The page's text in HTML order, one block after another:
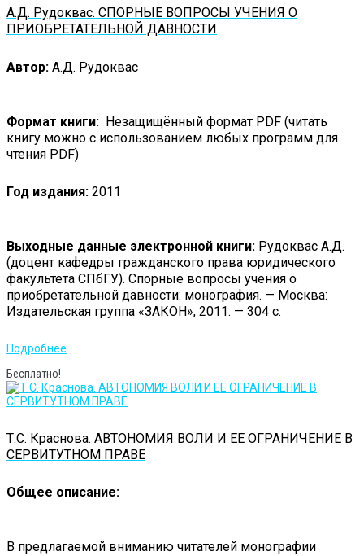
А.Д. Рудоквас. СПОРНЫЕ ВОПРОСЫ УЧЕНИЯ О
ПРИОБРЕТАТЕЛЬНОЙ ДАВНОСТИ
Автор: А.Д. Рудоквас
Формат книги: Незащищённый формат PDF (читать
книгу можно с использованием любых программ для
чтения PDF)
Год издания: 2011
Выходные данные электронной книги: Рудоквас А.Д.
(доцент кафедры гражданского права юридического
факультета СПбГУ). Спорные вопросы учения о
приобретательной давности: монография. — Москва:
Издательская группа «ЗАКОН», 2011. — 304 с.
Подробнее
Бесплатно!
Т.С. Краснова. АВТОНОМИЯ ВОЛИ И ЕЕ ОГРАНИЧЕНИЕ В
СЕРВИТУТНОМ ПРАВЕ
Общее описание:
В предлагаемой вниманию читателей монографии